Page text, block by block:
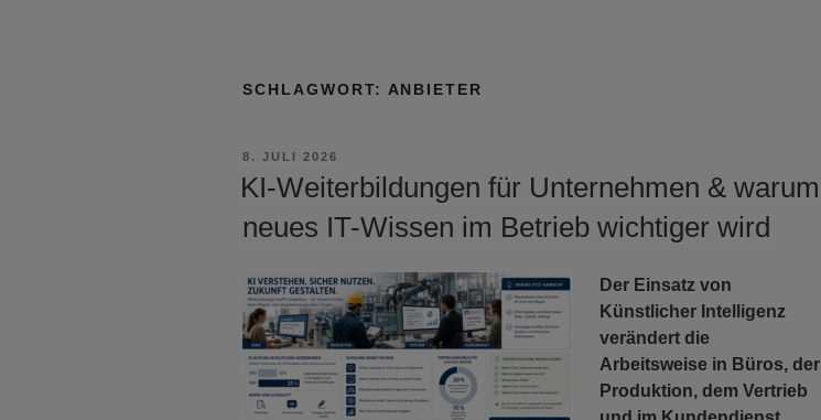
SCHLAGWORT: ANBIETER
VERÖFFENTLICHT
8. JULI 2026
KI-Weiterbildungen für Unternehmen & warum
neues IT-Wissen im Betrieb wichtiger wird
Der Einsatz von
Künstlicher Intelligenz
verändert die
Arbeitsweise in Büros, der
Produktion, dem Vertrieb